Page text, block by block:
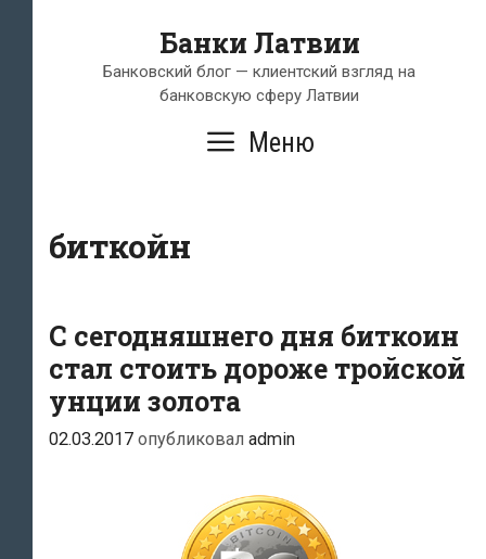
содержимому
Банки Латвии
Банковский блог — клиентский взгляд на
банковскую сферу Латвии
Меню
биткойн
С сегодняшнего дня биткоин
стал стоить дороже тройской
унции золота
02.03.2017 опубликовал admin